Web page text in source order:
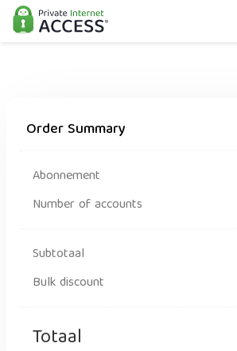
Order Summary
Abonnement
Number of accounts
Subtotaal
Bulk discount
Totaal